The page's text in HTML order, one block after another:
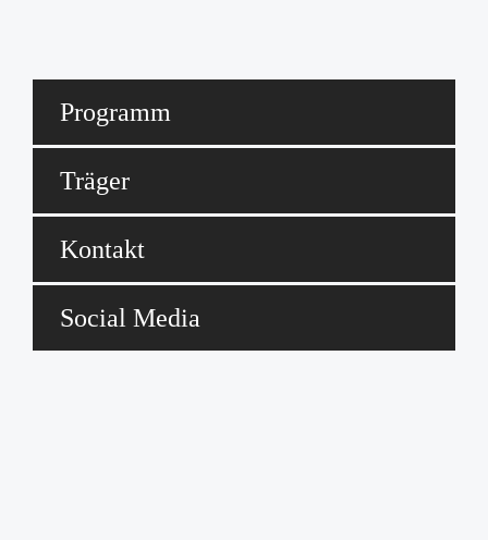
Programm
Träger
Kontakt
Social Media